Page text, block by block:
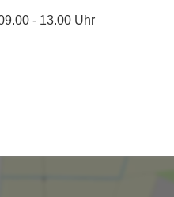
- 13.00 Uhr